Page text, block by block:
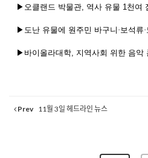
▶오클랜드 박물관, 역사 유물 1천여
▶도난 유물에 원주민 바구니·보석류
▶바이올라대학, 지역사회 위한 음악
Prev 11월 3일 헤드라인 뉴스